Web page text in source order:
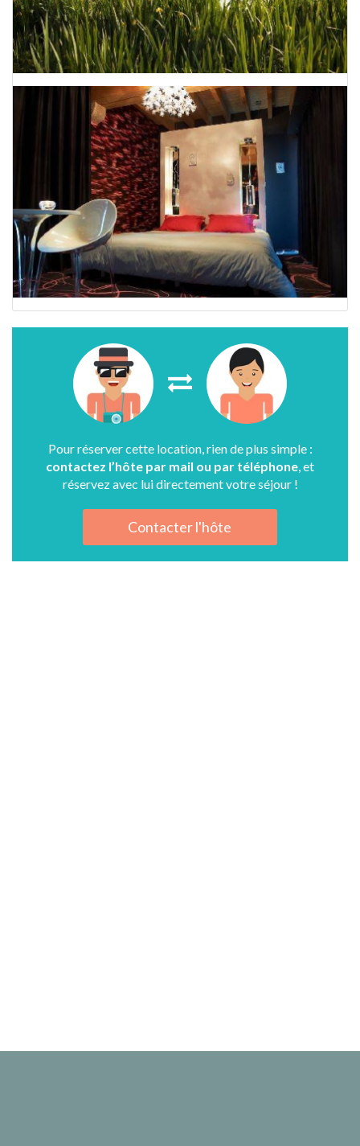
Pour réserver cette location, rien de plus simple :
contactez l’hôte par mail ou par téléphone , et
réservez avec lui directement votre séjour !
Contacter l'hôte